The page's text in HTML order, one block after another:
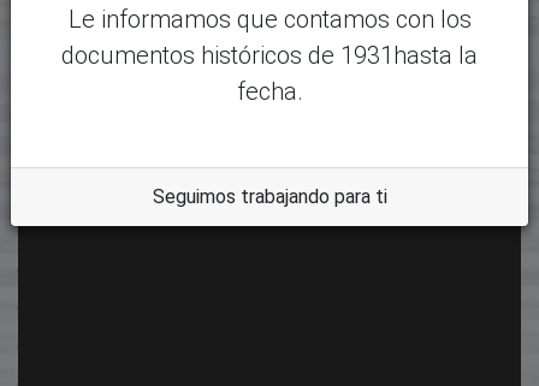
Le informamos que contamos con los
documentos históricos de 1931hasta la
fecha.
Seguimos trabajando para ti